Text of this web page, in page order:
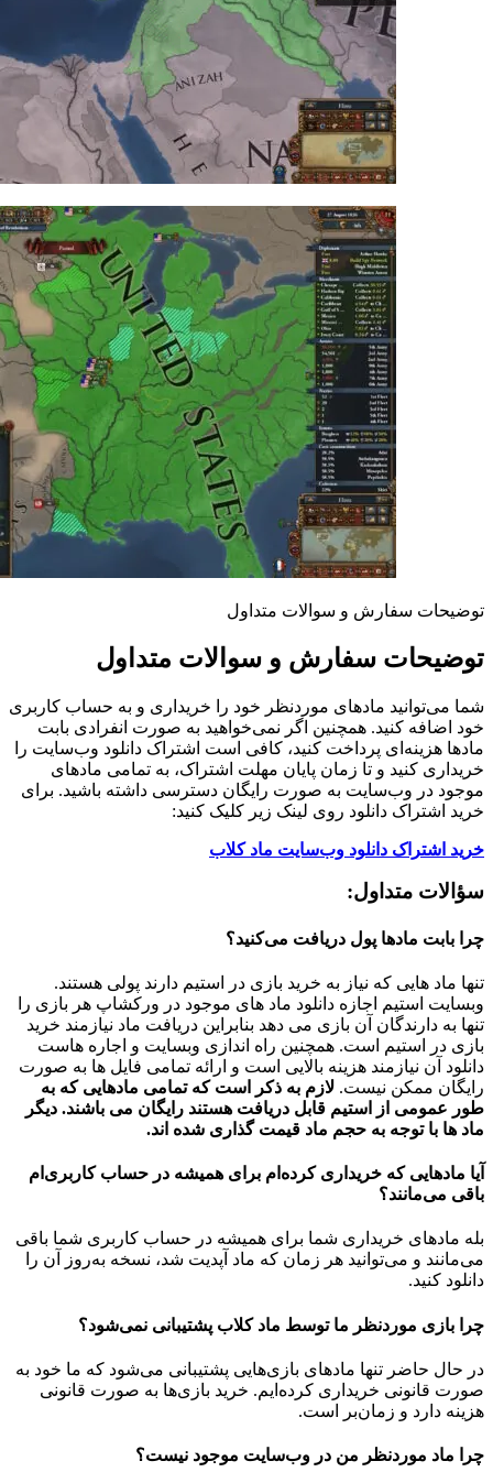
توضیحات سفارش و سوالات متداول
توضیحات سفارش و سوالات متداول
شما می‌توانید مادهای موردنظر خود را خریداری و به حساب کاربری
خود اضافه کنید. همچنین اگر نمی‌خواهید به صورت انفرادی بابت
مادها هزینه‌ای پرداخت کنید، کافی است اشتراک دانلود وب‌سایت را
خریداری کنید و تا زمان پایان مهلت اشتراک، به تمامی مادهای
موجود در وب‌سایت به صورت رایگان دسترسی داشته باشید. برای
خرید اشتراک دانلود روی لینک زیر کلیک کنید:
خرید اشتراک دانلود وب‌سایت ماد کلاب
سؤالات متداول:
چرا بابت مادها پول دریافت می‌کنید؟
تنها ماد هایی که نیاز به خرید بازی در استیم دارند پولی هستند.
وبسایت استیم اجازه دانلود ماد های موجود در ورکشاپ هر بازی را
تنها به دارندگان آن بازی می دهد بنابراین دریافت ماد نیازمند خرید
بازی در استیم است. همچنین راه اندازی وبسایت و اجاره هاست
دانلود آن نیازمند هزینه بالایی است و ارائه تمامی فایل ها به صورت
رایگان ممکن نیست. لازم به ذکر است که تمامی مادهایی که به
طور عمومی از استیم قابل دریافت هستند رایگان می باشند. دیگر
ماد ها با توجه به حجم ماد قیمت گذاری شده اند.
آیا مادهایی که خریداری کرده‌ام برای همیشه در حساب‌ کاربری‌ام
باقی می‌مانند؟
بله مادهای خریداری شما برای همیشه در حساب کاربری شما باقی
می‌مانند و می‌توانید هر زمان که ماد آپدیت شد، نسخه به‌روز آن را
دانلود کنید.
چرا بازی موردنظر ما توسط ماد کلاب پشتیبانی نمی‌شود؟
در حال حاضر تنها مادهای بازی‌هایی پشتیبانی می‌شود که ما خود به
صورت قانونی خریداری کرده‌ایم. خرید بازی‌ها به صورت قانونی
هزینه دارد و زمان‌بر است.
چرا ماد موردنظر من در وب‌سایت موجود نیست؟